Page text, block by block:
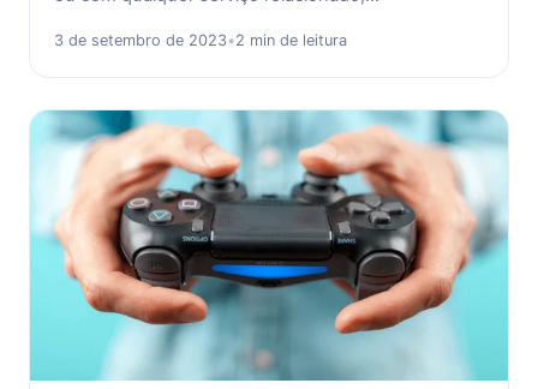
3 de setembro de 2023•2 min de leitura